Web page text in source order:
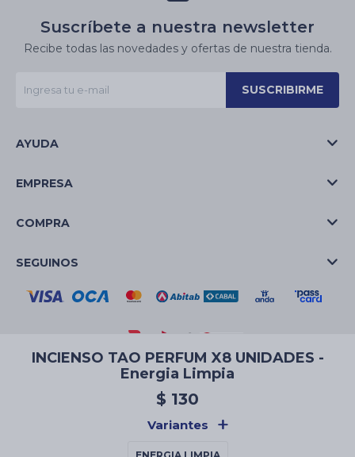
INCIENSO TAO PERFUM X8 UNIDADES -
Energia Limpia
$ 130
Variantes
Suscríbete a nuestra newsletter
Recibe todas las novedades y ofertas de nuestra tienda.
SUSCRIBIRME
AYUDA
EMPRESA
COMPRA
SEGUINOS
© Copyright 2026 / La Casa de las Velas